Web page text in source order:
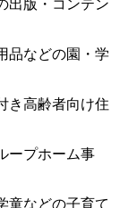
コンテン
の園・学
齢者向け住
ム事
子育て